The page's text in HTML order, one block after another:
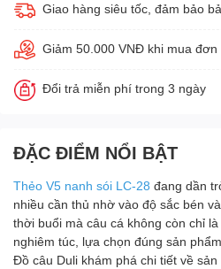
Giao hàng siêu tốc, đảm bảo
Giảm 50.000 VNĐ khi mua
Đổi trả miễn phí trong 3 ngày
ĐẶC ĐIỂM NỔI BẬT
Thẻo V5 nanh sói LC-28 đang dần
nhiều cần thủ nhờ vào độ sắc bén
thời buổi mà câu cá không còn chỉ
nghiêm túc, lựa chọn đúng sản
Đồ câu Duli khám phá chi tiết về